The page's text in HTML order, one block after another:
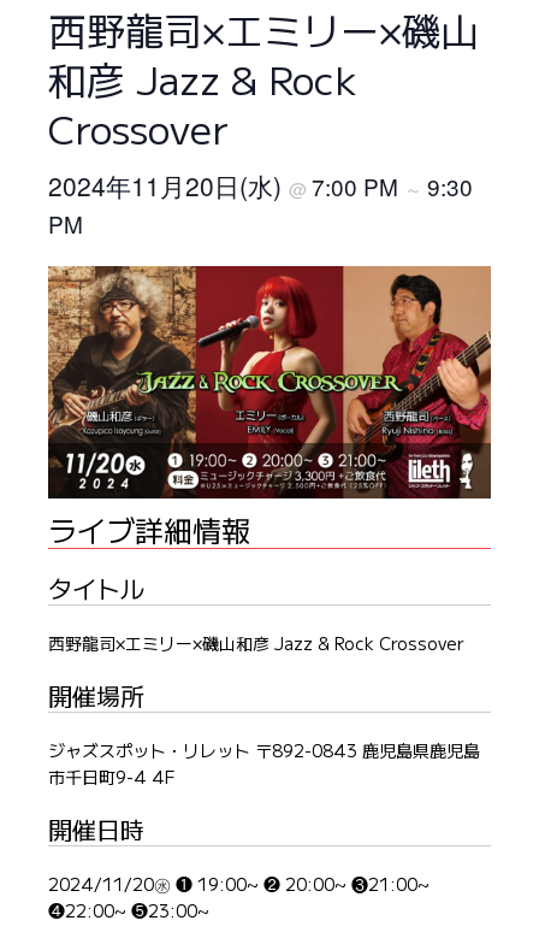
西野龍司×エミリー×磯山
和彦 Jazz & Rock
Crossover
2024年11月20日(水) @ 7:00 PM ～ 9:30
PM
ライブ詳細情報
タイトル
西野龍司×エミリー×磯山和彦 Jazz & Rock Crossover
開催場所
ジャズスポット・リレット 〒892-0843 鹿児島県鹿児島
市千日町9-4 4F
開催日時
2024/11/20㊌ ❶ 19:00~ ❷ 20:00~ ❸21:00~
❹22:00~ ❺23:00~